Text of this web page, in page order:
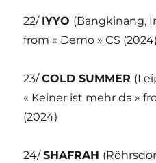
22/ IYYO (Bangkinang,
from « Demo » CS (2024)
23/COLD SUMMER
« Keiner ist mehr da »
(2024)
24/SHAFRAH